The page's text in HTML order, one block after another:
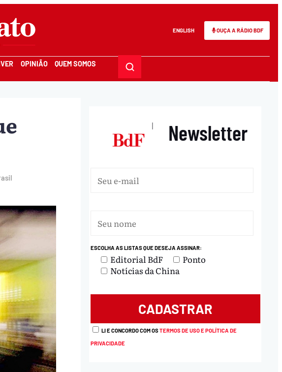
ENGLISH OUÇA A RÁDIO BDF
OPINIÃO QUEM SOMOS
| Newsletter
ESCOLHA AS LISTAS QUE DESEJA ASSINAR:
Editorial BdF
Ponto
Notícias da China
LI E CONCORDO COM OSTERMOS DE USO E POLÍTICA DE
PRIVACIDADE